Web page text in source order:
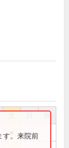
祝
す。来院前